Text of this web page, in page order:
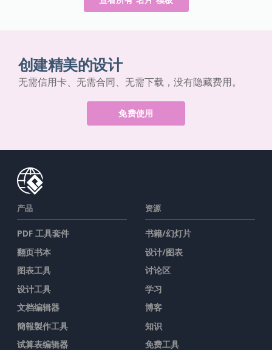
创建精美的设计
无需信用卡、无需合同、无需下载，没有隐藏费用。
PDF 工具套件
翻页书本
图表工具
设计工具
文档编辑器
簡報製作工具
书籍/幻灯片
设计/图表
讨论区
学习
博客
知识